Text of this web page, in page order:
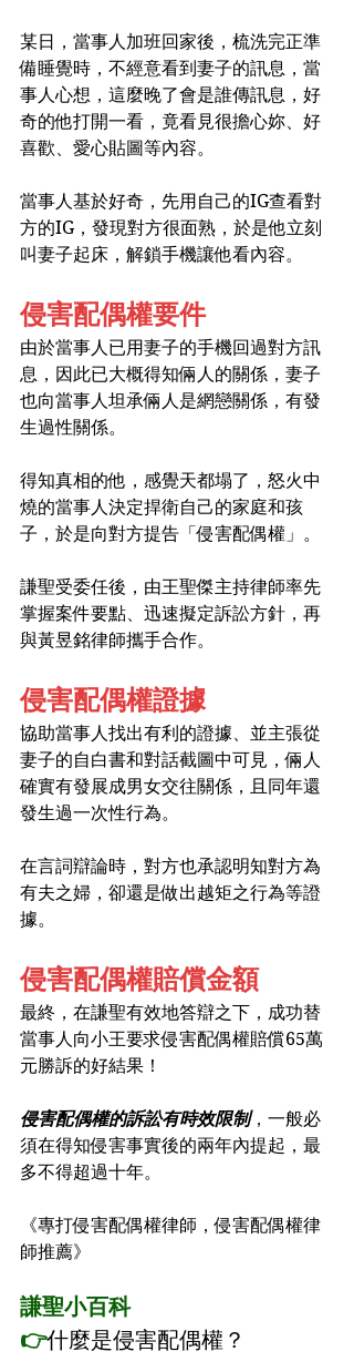
某日，當事人加班回家後，梳洗完正準
備睡覺時，不經意看到妻子的訊息，當
事人心想，這麼晚了會是誰傳訊息，好
奇的他打開一看，竟看見很擔心妳、好
喜歡、愛心貼圖等內容。
當事人基於好奇，先用自己的IG查看對
方的IG，發現對方很面熟，於是他立刻
叫妻子起床，解鎖手機讓他看內容。
侵害配偶權要件
由於當事人已用妻子的手機回過對方訊
息，因此已大概得知倆人的關係，妻子
也向當事人坦承倆人是網戀關係，有發
生過性關係。
得知真相的他，感覺天都塌了，怒火中
燒的當事人決定捍衛自己的家庭和孩
子，於是向對方提告「侵害配偶權」。
謙聖受委任後，由王聖傑主持律師率先
掌握案件要點、迅速擬定訴訟方針，再
與黃昱銘律師攜手合作。
侵害配偶權證據
協助當事人找出有利的證據、並主張從
妻子的自白書和對話截圖中可見，倆人
確實有發展成男女交往關係，且同年還
發生過一次性行為。
在言詞辯論時，對方也承認明知對方為
有夫之婦，卻還是做出越矩之行為等證
據。
侵害配偶權賠償金額
最終，在謙聖有效地答辯之下，成功替
當事人向小王要求侵害配偶權賠償65萬
元勝訴的好結果！
侵害配偶權的訴訟有時效限制，一般必
須在得知侵害事實後的兩年內提起，最
多不得超過十年。
《專打侵害配偶權律師，侵害配偶權律
師推薦》
謙聖小百科
👉什麼是侵害配偶權？